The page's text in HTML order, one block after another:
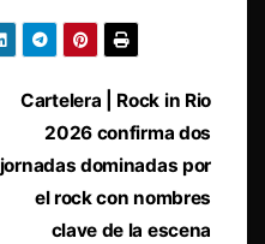
Cartelera | Rock in Rio
2026 confirma dos
jornadas dominadas por
el rock con nombres
clave de la escena